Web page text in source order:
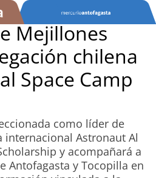
Mejillones
chilena
Space Camp
como líder de
Astronaut Al
y acompañará a
Antofagasta y Tocopilla en